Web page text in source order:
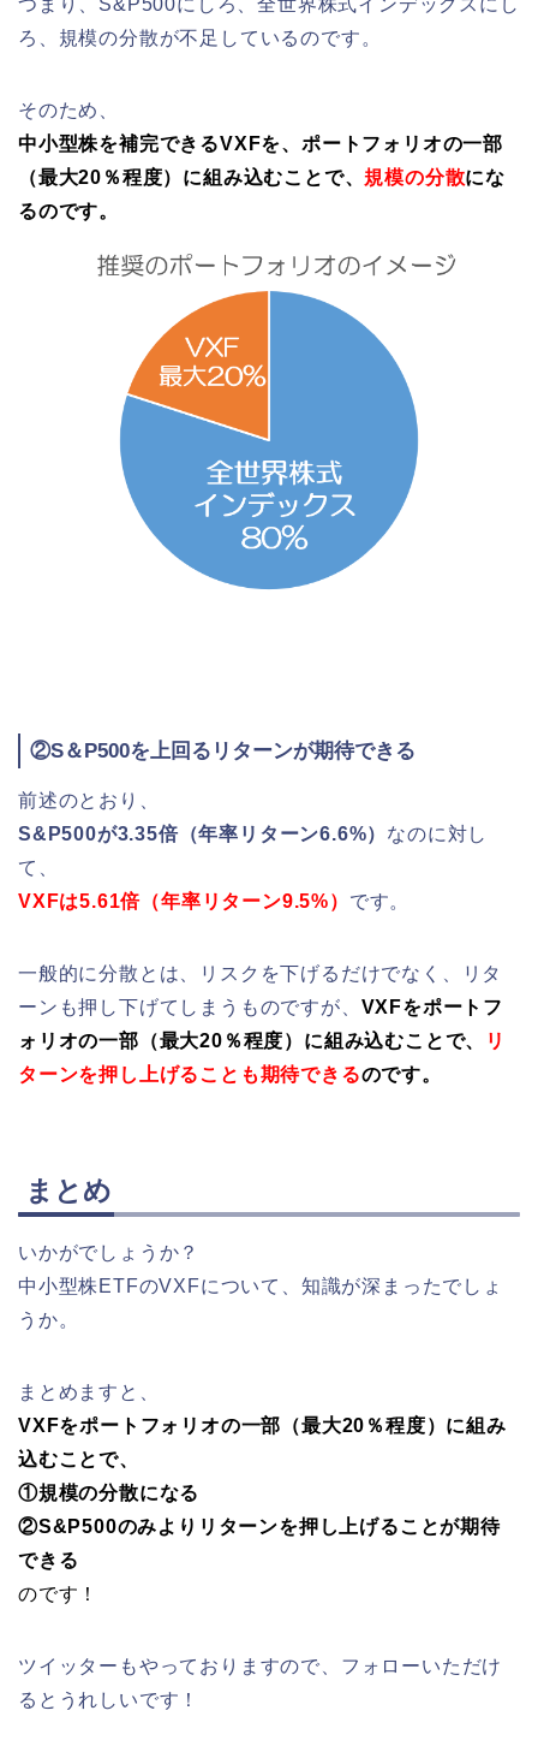
つまり、S&P500にしろ、全世界株式インデックスにし
ろ、規模の分散が不足しているのです。
そのため、
中小型株を補完できるVXFを、 ポートフォリオの一部
（最大20％程度）に組み込むことで、規模の分散にな
るのです。
②S＆P500を上回るリターンが期待できる
前述のとおり、
S&P500が3.35倍（年率リターン6.6%） なのに対し
て、
VXFは5.61倍（年率リターン9.5%） です。
一般的に分散とは、リスクを下げるだけでなく、リタ
ーンも押し下げてしまうものですが、 VXFをポートフ
ォリオの一部（最大20％程度）に組み込むことで、
リ
ターンを押し上げることも期待できるのです。
まとめ
いかがでしょうか？
中小型株ETFのVXFについて、知識が深まったでしょ
うか。
まとめますと、
VXFをポートフォリオの一部（最大20％程度）に組み
込むことで、
①規模の分散になる
②S&P500のみより リターンを押し上げることが期待
できる
のです！
ツイッターもやっておりますので、フォローいただけ
るとうれしいです！